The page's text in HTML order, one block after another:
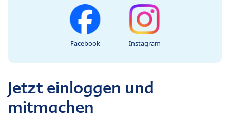
Facebook Instagram
Jetzt einloggen und
mitmachen